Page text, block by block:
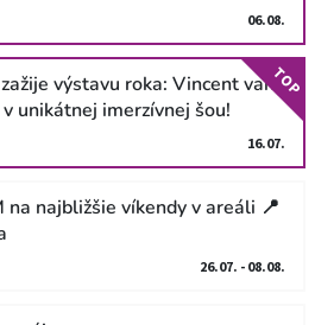
06.08.
výstavu roka: Vincent van
unikátnej imerzívnej šou!
16.07.
TOP
na najbližšie víkendy v areáli 📍
26.07. - 08.08.